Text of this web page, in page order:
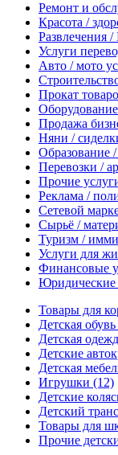
Ремонт и
Красота /
Развлечения
Услуги
Авто / мото
Прокат
Оборудование
Продажа
Няни /
Образование
Перевозки /
Прочие
Реклама /
Сетевой
Сырьё /
Туризм /
Услуги для
Финансовые
Юридические
Товары для
Детская обувь
Детская
Детские
Детская
Игрушки (12)
Детские
Детский
Товары для
Прочие